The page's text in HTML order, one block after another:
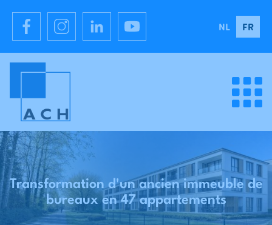
NL FR
Transformation d'un ancien immeuble de
bureaux en 47 appartements